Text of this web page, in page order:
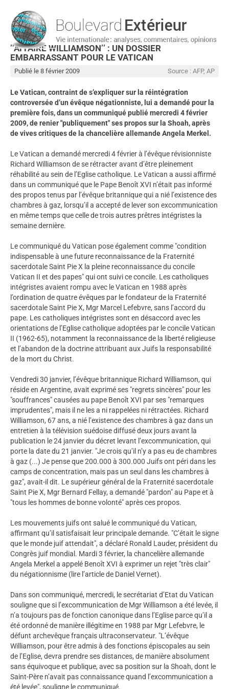
’’AFFAIRE WILLIAMSON’’ : UN DOSSIER
EMBARRASSANT POUR LE VATICAN
Source : AFP, AP
Publié le 8 février 2009
Le Vatican, contraint de s’expliquer sur la réintégration
controversée d’un évêque négationniste, lui a demandé pour la
première fois, dans un communiqué publié mercredi 4 février
2009, de renier "publiquement" ses propos sur la Shoah, après
de vives critiques de la chancelière allemande Angela Merkel.
Le Vatican a demandé mercredi 4 février à l’évêque révisionniste
Richard Williamson de se rétracter avant d’être pleinement
réhabilité au sein de l’Eglise catholique. Le Vatican a aussi affirmé
dans un communiqué que le Pape Benoît XVI n’était pas informé
des propos tenus par l’évêque britannique qui a nié l’existence des
chambres à gaz, lorsqu’il a accepté de lever son excommunication
en même temps que celle de trois autres prêtres intégristes la
semaine dernière.
Le communiqué du Vatican pose également comme "condition
indispensable à une future reconnaissance de la Fraternité
sacerdotale Saint Pie X la pleine reconnaissance du concile
Vatican II et des papes" qui ont suivi ce concile. Les catholiques
intégristes avaient rompu avec le Vatican en 1988 après
l’ordination de quatre évêques par le fondateur de la Fraternité
sacerdotale Saint Pie X, Mgr Marcel Lefebvre, sans l’accord du
pape. Les catholiques intégristes sont en désaccord avec les
orientations de l’Eglise catholique adoptées par le concile Vatican
II (1962-65), notamment la reconnaissance de la liberté religieuse
et l’abandon de la doctrine attribuant aux Juifs la responsabilité
de la mort du Christ.
Vendredi 30 janvier, l’évêque britannique Richard Williamson, qui
réside en Argentine, avait exprimé ses "regrets sincères" pour les
"souffrances" causées au pape Benoît XVI par ses "remarques
imprudentes", mais il ne les a ni rappelées ni rétractées. Richard
Williamson, 67 ans, a nié l’existence des chambres à gaz dans un
entretien à la télévision suédoise diffusé deux jours avant la
publication le 24 janvier du décret levant l’excommunication, qui
porte la date du 21 janvier. "Je crois qu’il n’y a pas eu de chambres
à gaz (...) Je pense que 200.000 à 300.000 Juifs ont péri dans les
camps de concentration, mais pas un seul dans les chambres à
gaz", avait-il dit. Le supérieur général de la Fraternité sacerdotale
Saint Pie X, Mgr Bernard Fellay, a demandé "pardon" au Pape et à
"tous les hommes de bonne volonté" après ces propos.
Les mouvements juifs ont salué le communiqué du Vatican,
affirmant qu’il satisfaisait leur principale demande. "C’était le signe
que le monde juif attendait", a déclaré Ronald Lauder, président du
Congrès juif mondial. Mardi 3 février, la chancelière allemande
Angela Merkel a appelé Benoît XVI à exprimer un rejet "très clair"
du négationnisme (lire l’article de Daniel Vernet).
Dans son communiqué, mercredi, le secrétariat d’Etat du Vatican
souligne que si l’excommunication de Mgr Williamson a été levée, il
n’a toujours pas de fonction canonique dans l’Eglise parce qu’il a
été ordonné de manière illégitime en 1988 par Mgr Lefebvre, le
défunt archevêque français ultraconservateur. "L’évêque
Williamson, pour être admis à des fonctions épiscopales au sein
de l’Eglise, devra prendre ses distances, de manière absolument
sans équivoque et publique, avec sa position sur la Shoah, dont le
Saint-Père n’avait pas connaissance quand l’excommunication a
été levée", souligne le communiqué.